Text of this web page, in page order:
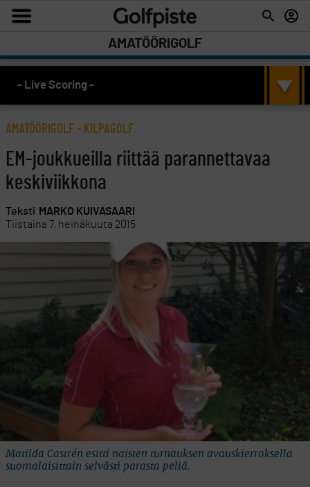
AMATÖÖRIGOLF
- Live Scoring -
AMATÖÖRIGOLF - KILPAGOLF
EM-joukkueilla riittää parannettavaa
keskiviikkona
Teksti MARKO KUIVASAARI
Tiistaina 7. heinäkuuta 2015
Matilda Castrén esitti naisten turnauksen avauskierroksella
suomalaisittain selvästi parasta peliä.